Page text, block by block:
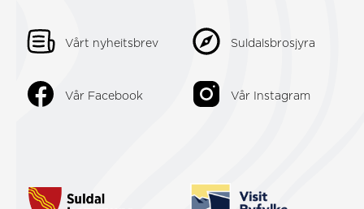
Vårt nyheitsbrev Suldalsbrosjyra
Vår Facebook Vår Instagram